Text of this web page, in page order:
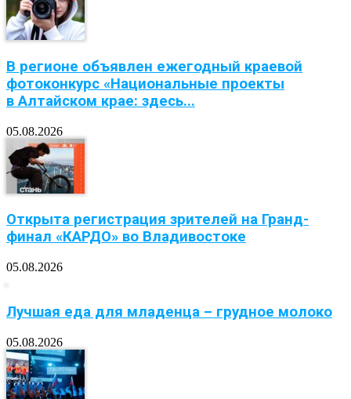
В регионе объявлен ежегодный краевой
фотоконкурс «Национальные проекты
в Алтайском крае: здесь...
05.08.2026
Открыта регистрация зрителей на Гранд-
финал «КАРДО» во Владивостоке
05.08.2026
Лучшая еда для младенца – грудное молоко
05.08.2026